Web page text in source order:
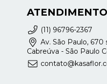
ATENDIMENTO
(11) 96796-2367
Av. São Paulo, 670
Cabreúva - São Paulo